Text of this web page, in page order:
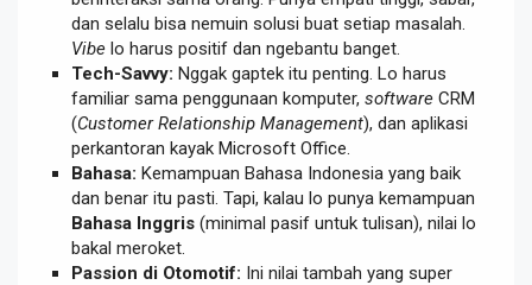
dan selalu bisa nemuin solusi buat setiap masalah.
Vibe lo harus positif dan ngebantu banget.
Tech-Savvy: Nggak gaptek itu penting. Lo harus
familiar sama penggunaan komputer, software CRM
(Customer Relationship Management), dan aplikasi
perkantoran kayak Microsoft Office.
Bahasa: Kemampuan Bahasa Indonesia yang baik
dan benar itu pasti. Tapi, kalau lo punya kemampuan
Bahasa Inggris (minimal pasif untuk tulisan), nilai lo
bakal meroket.
Passion di Otomotif: Ini nilai tambah yang super